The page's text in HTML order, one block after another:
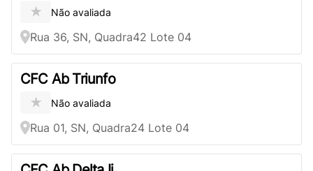
★ Não avaliada
Rua 36, SN, Quadra42 Lote 04
CFC Ab Triunfo
★ Não avaliada
Rua 01, SN, Quadra24 Lote 04